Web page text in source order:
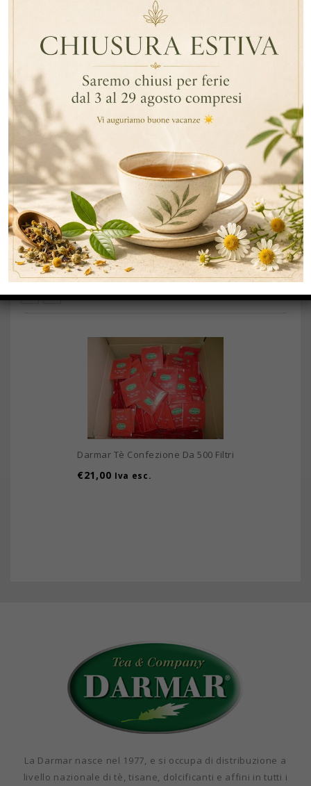
DESCRIZIONE
INFORMAZIONI AGGIUNTIVE
DESCRIZIONE
Preparato per cioccolata calda con un dolce e delicato
aroma di gianduia nella migliore tradizione piemontese.
NON CONTIENE GLUTINE
PRODOTTI CORRELATI
Darmar Tè Confezione Da 500 Filtri
€21,00 Iva esc.
La Darmar nasce nel 1977, e si occupa di distribuzione a
livello nazionale di tè, tisane, dolcificanti e affini in tutti i